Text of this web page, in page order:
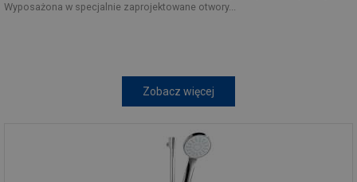
Wyposażona w specjalnie zaprojektowane otwory...
Zobacz więcej